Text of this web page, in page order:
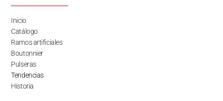
Inicio
Catálogo
Ramos artificiales
Boutonnier
Pulseras
Tendencias
Historia